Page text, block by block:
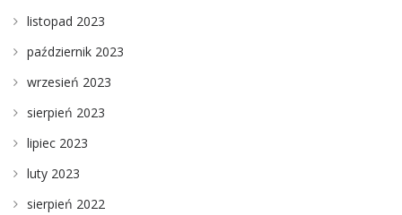
listopad 2023
październik 2023
wrzesień 2023
sierpień 2023
lipiec 2023
luty 2023
sierpień 2022